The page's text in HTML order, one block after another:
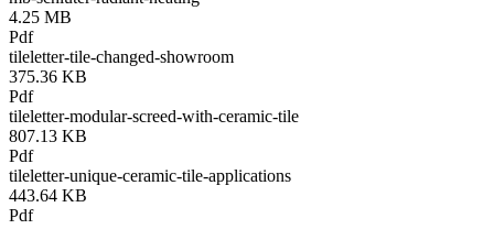
4.25 MB
Pdf
tileletter-tile-changed-showroom
375.36 KB
Pdf
tileletter-modular-screed-with-ceramic-tile
807.13 KB
Pdf
tileletter-unique-ceramic-tile-applications
443.64 KB
Pdf